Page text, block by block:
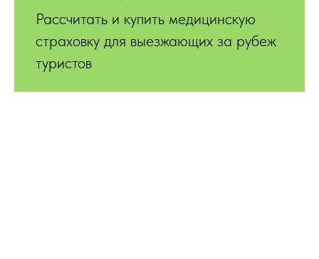
Рассчитать и купить медицинскую
страховку для выезжающих за рубеж
туристов